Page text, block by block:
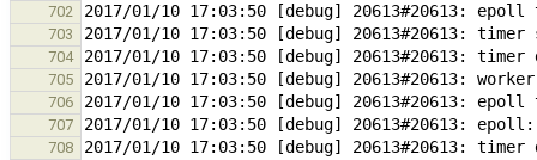
702
703
704
705
706
707
708